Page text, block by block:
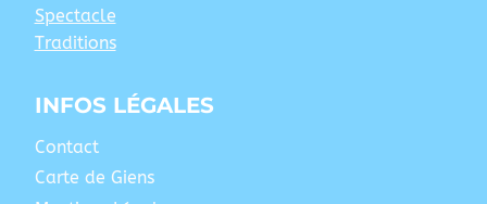
Spectacle
Traditions
INFOS LÉGALES
Contact
Carte de Giens